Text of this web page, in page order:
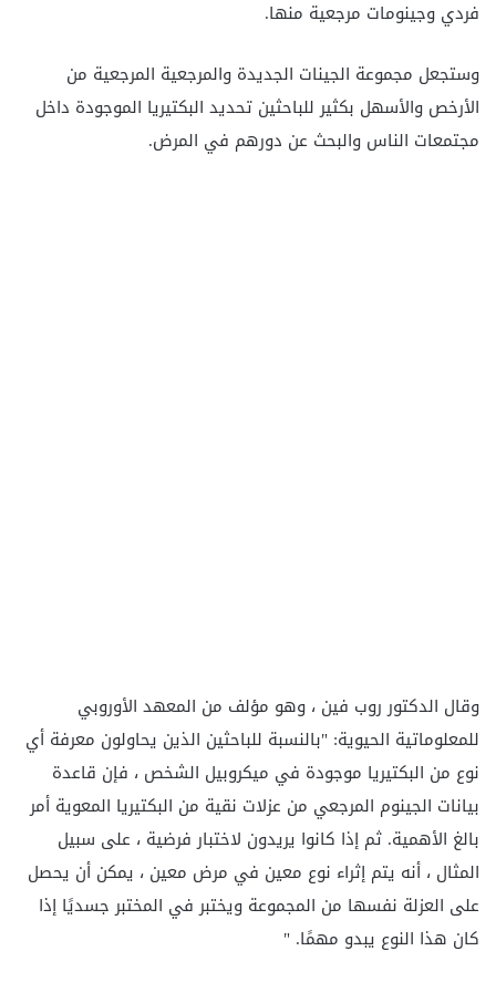
فردي وجينومات مرجعية منها.
وستجعل مجموعة الجينات الجديدة والمرجعية المرجعية من
الأرخص والأسهل بكثير للباحثين تحديد البكتيريا الموجودة داخل
مجتمعات الناس والبحث عن دورهم في المرض.
وقال الدكتور روب فين ، وهو مؤلف من المعهد الأوروبي
للمعلوماتية الحيوية: "بالنسبة للباحثين الذين يحاولون معرفة أي
نوع من البكتيريا موجودة في ميكروبيل الشخص ، فإن قاعدة
بيانات الجينوم المرجعي من عزلات نقية من البكتيريا المعوية أمر
بالغ الأهمية. ثم إذا كانوا يريدون لاختبار فرضية ، على سبيل
المثال ، أنه يتم إثراء نوع معين في مرض معين ، يمكن أن يحصل
على العزلة نفسها من المجموعة ويختبر في المختبر جسديًا إذا
كان هذا النوع يبدو مهمًا. "